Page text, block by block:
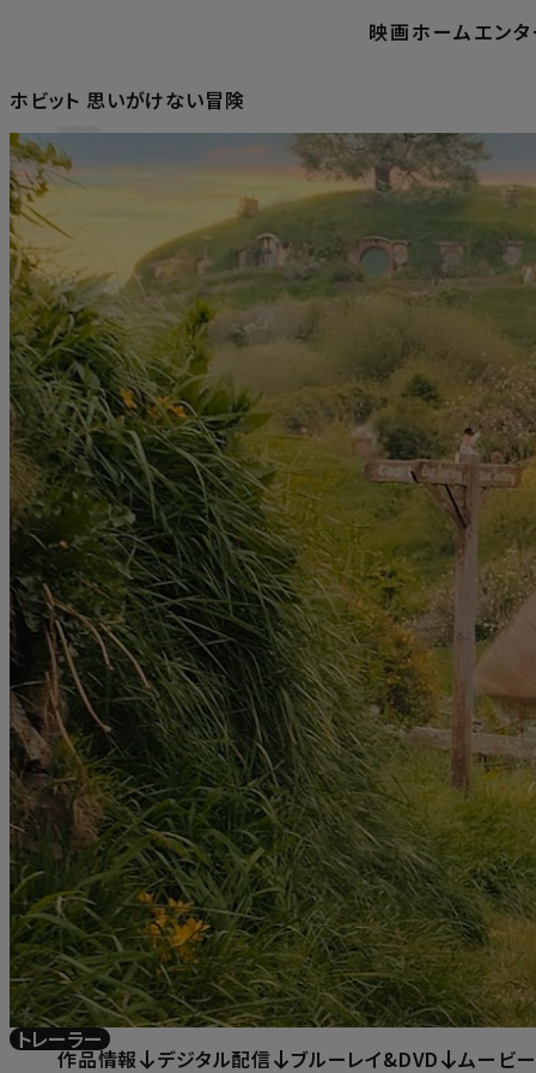
映画ホームエン
ホビット 思いがけない冒険
トレーラー
作品情報 デジタル配信 ブルーレイ&DVD ムービー